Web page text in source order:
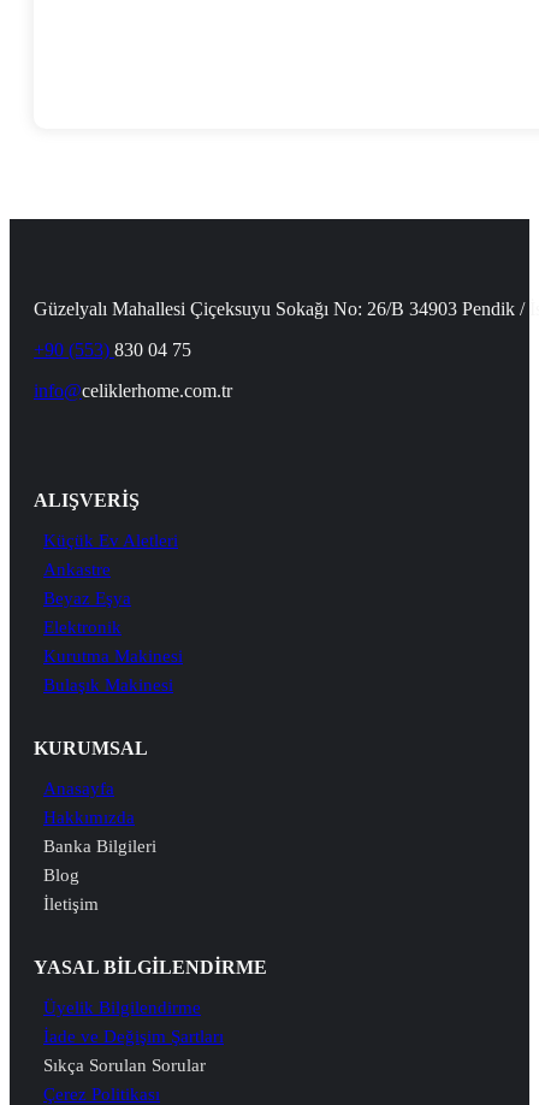
Güzelyalı Mahallesi Çiçeksuyu Sokağı No: 26/B 34903 Pendik /
+90 (553) 830 04 75
info@celiklerhome.com.tr
ALIŞVERİŞ
Küçük Ev Aletleri
Ankastre
Beyaz Eşya
Elektronik
Kurutma Makinesi
Bulaşık Makinesi
KURUMSAL
Anasayfa
Hakkımızda
Banka Bilgileri
Blog
İletişim
YASAL BİLGİLENDİRME
Üyelik Bilgilendirme
İade ve Değişim Şartları
Sıkça Sorulan Sorular
Çerez Politikası